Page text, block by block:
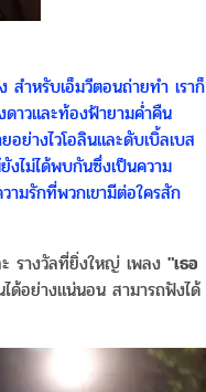
ำหรับเอ็มวีตอนถ่ายทำ เราก็
าวและท้องฟ้ายามค่ำคืน
ย่างไวโอลินและดับเบิ้ลเบส
ไม่ได้พบกันซึ่งเป็นความ
มรักที่พวกเขามีต่อใครสัก
รางวัลที่ยิ่งใหญ่ เพลง "เธอ
ได้อย่างแน่นอน สามารถฟังได้